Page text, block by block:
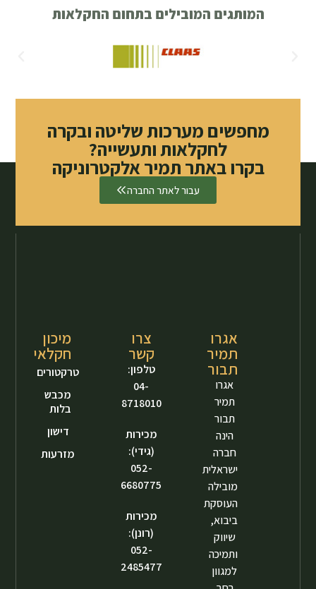
המותגים המובילים בתחום החקלאות
מחפשים מערכות שליטה ובקרה
לחקלאות ותעשייה?
בקרו באתר תמיר אלקטרוניקה
עבור לאתר החברה
אגרו
תמיר
תבור
אגרו
תמיר
תבור
הינה
חברה
ישראלית
מובילה
העוסקת
ביבוא,
שיווק
ותמיכה
למגוון
צרו
קשר
טלפון:
04-
8718010
מכירות
(גידי):
052-
6680775
מכירות
(רונן):
052-
2485477
מיכון
חקלאי
טרקטורים
מכבש
בלות
דישון
מזרעות